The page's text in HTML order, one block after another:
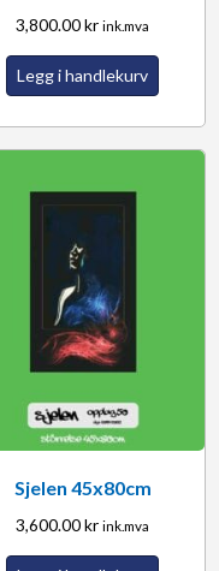
3,800.00kr ink.mva
Legg i handlekurv
Sjelen 45x80cm
3,600.00kr ink.mva